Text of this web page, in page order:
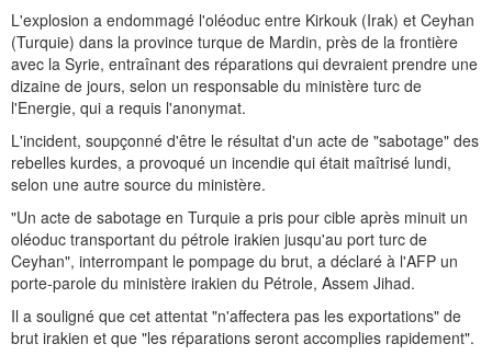
L'explosion a endommagé l'oléoduc entre Kirkouk (Irak) et Ceyhan
(Turquie) dans la province turque de Mardin, près de la frontière
avec la Syrie, entraînant des réparations qui devraient prendre une
dizaine de jours, selon un responsable du ministère turc de
l'Energie, qui a requis l'anonymat.
L'incident, soupçonné d'être le résultat d'un acte de "sabotage" des
rebelles kurdes, a provoqué un incendie qui était maîtrisé lundi,
selon une autre source du ministère.
"Un acte de sabotage en Turquie a pris pour cible après minuit un
oléoduc transportant du pétrole irakien jusqu'au port turc de
Ceyhan", interrompant le pompage du brut, a déclaré à l'AFP un
porte-parole du ministère irakien du Pétrole, Assem Jihad.
Il a souligné que cet attentat "n'affectera pas les exportations" de
brut irakien et que "les réparations seront accomplies rapidement".